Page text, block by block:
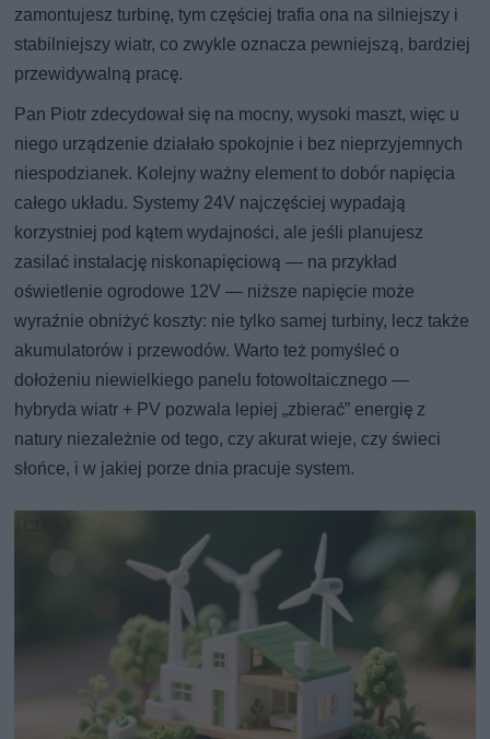
zamontujesz turbinę, tym częściej trafia ona na silniejszy i
stabilniejszy wiatr, co zwykle oznacza pewniejszą, bardziej
przewidywalną pracę.
Pan Piotr zdecydował się na mocny, wysoki maszt, więc u
niego urządzenie działało spokojnie i bez nieprzyjemnych
niespodzianek. Kolejny ważny element to dobór napięcia
całego układu. Systemy 24V najczęściej wypadają
korzystniej pod kątem wydajności, ale jeśli planujesz
zasilać instalację niskonapięciową — na przykład
oświetlenie ogrodowe 12V — niższe napięcie może
wyraźnie obniżyć koszty: nie tylko samej turbiny, lecz także
akumulatorów i przewodów. Warto też pomyśleć o
dołożeniu niewielkiego panelu fotowoltaicznego —
hybryda wiatr + PV pozwala lepiej „zbierać” energię z
natury niezależnie od tego, czy akurat wieje, czy świeci
słońce, i w jakiej porze dnia pracuje system.